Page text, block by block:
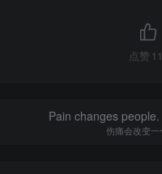
点赞
Pain changes
伤痛会改变